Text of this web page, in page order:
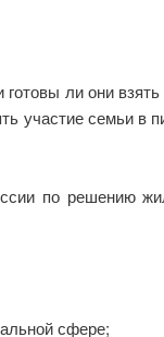
ли они
участие семьи в
по решению
сфере;